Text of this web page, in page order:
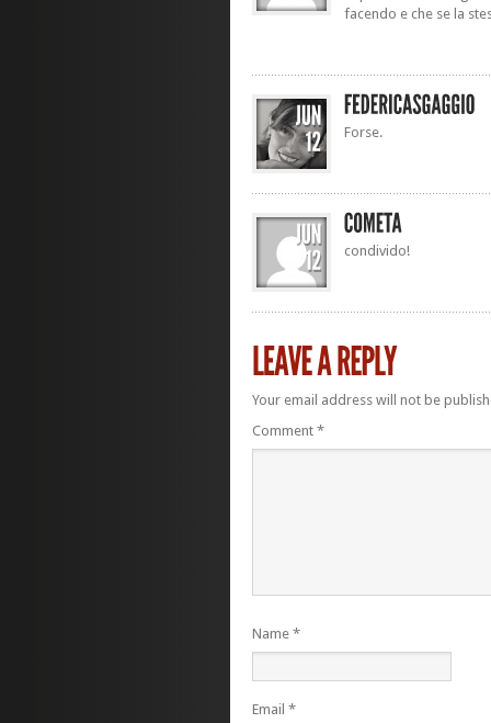
facendo e che se la
Forse.
condivido!
Your email address will not be
Comment *
Name *
Email *